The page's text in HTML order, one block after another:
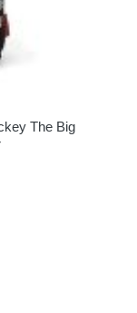
The Big